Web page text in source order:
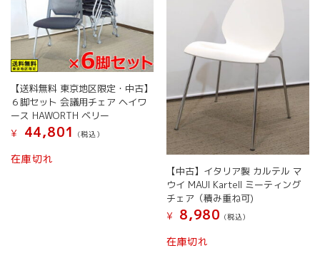
【送料無料 東京地区限定・中古】
６脚セット 会議用チェア ヘイワ
ース HAWORTH ベリー
¥
44,801 (税込）
在庫切れ
【中古】イタリア製 カルテル マ
ウイ MAUI Kartell ミーティング
チェア（積み重ね可)
¥
8,980 (税込）
在庫切れ